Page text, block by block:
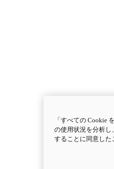
「すべての Cookie
の使用状況を分析し
することに同意し